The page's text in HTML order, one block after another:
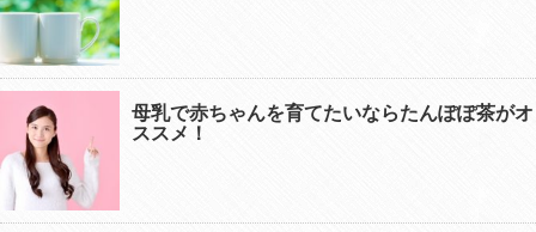
母乳で赤ちゃんを育てたいならたんぽぽ茶がオ
ススメ！